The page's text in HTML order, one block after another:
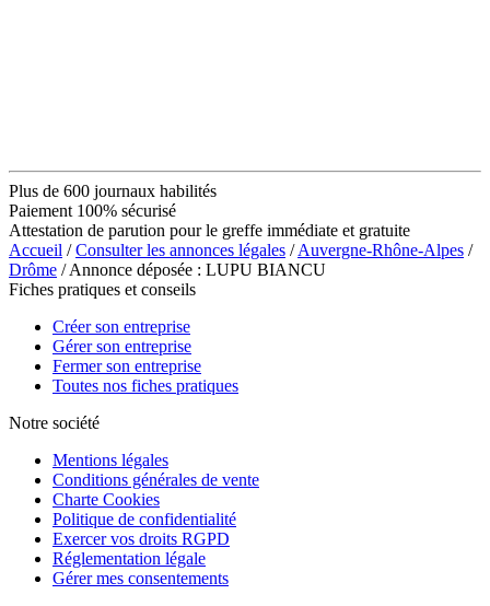
Plus de 600 journaux habilités
Paiement 100% sécurisé
Attestation de parution pour le greffe immédiate et gratuite
Accueil /Consulter les annonces légales /Auvergne-Rhône-Alpes /
Drôme / Annonce déposée : LUPU BIANCU
Fiches pratiques et conseils
Créer son entreprise
Gérer son entreprise
Fermer son entreprise
Toutes nos fiches pratiques
Notre société
Mentions légales
Conditions générales de vente
Charte Cookies
Politique de confidentialité
Exercer vos droits RGPD
Réglementation légale
Gérer mes consentements